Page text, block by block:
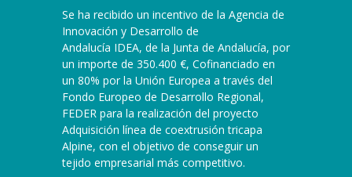
Se ha recibido un incentivo de la Agencia de
Innovación y Desarrollo de
Andalucía IDEA, de la Junta de Andalucía, por
un importe de 350.400 €, Cofinanciado en
un 80% por la Unión Europea a través del
Fondo Europeo de Desarrollo Regional,
FEDER para la realización del proyecto
Adquisición línea de coextrusión tricapa
Alpine, con el objetivo de conseguir un
tejido empresarial más competitivo.